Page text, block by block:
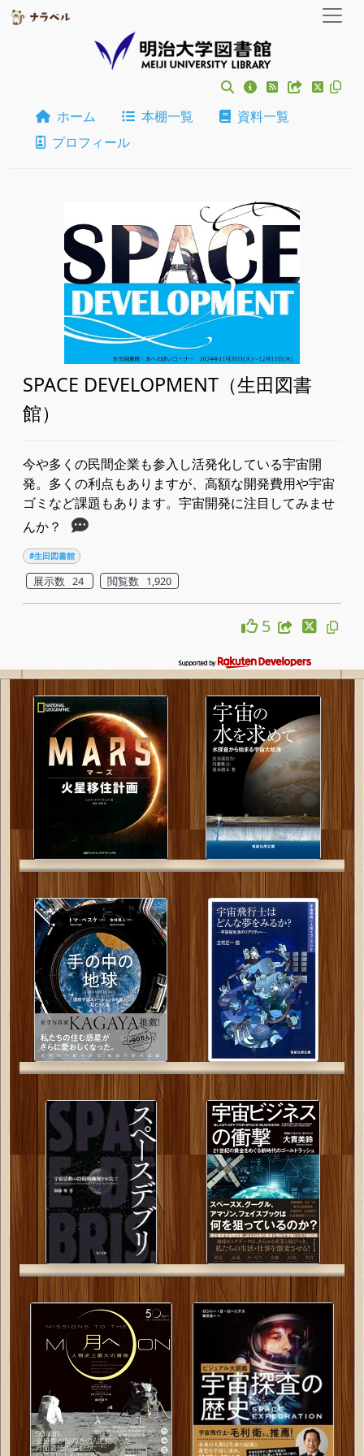
ホーム 本棚一覧
資料一覧
プロフィール
SPACE DEVELOPMENT（生田図書
館）
今や多くの民間企業も参入し活発化している宇宙開
発。多くの利点もありますが、高額な開発費用や宇宙
ゴミなど課題もあります。宇宙開発に注目してみませ
んか？
#生田図書館
展示数 24 閲覧数 1,920
5